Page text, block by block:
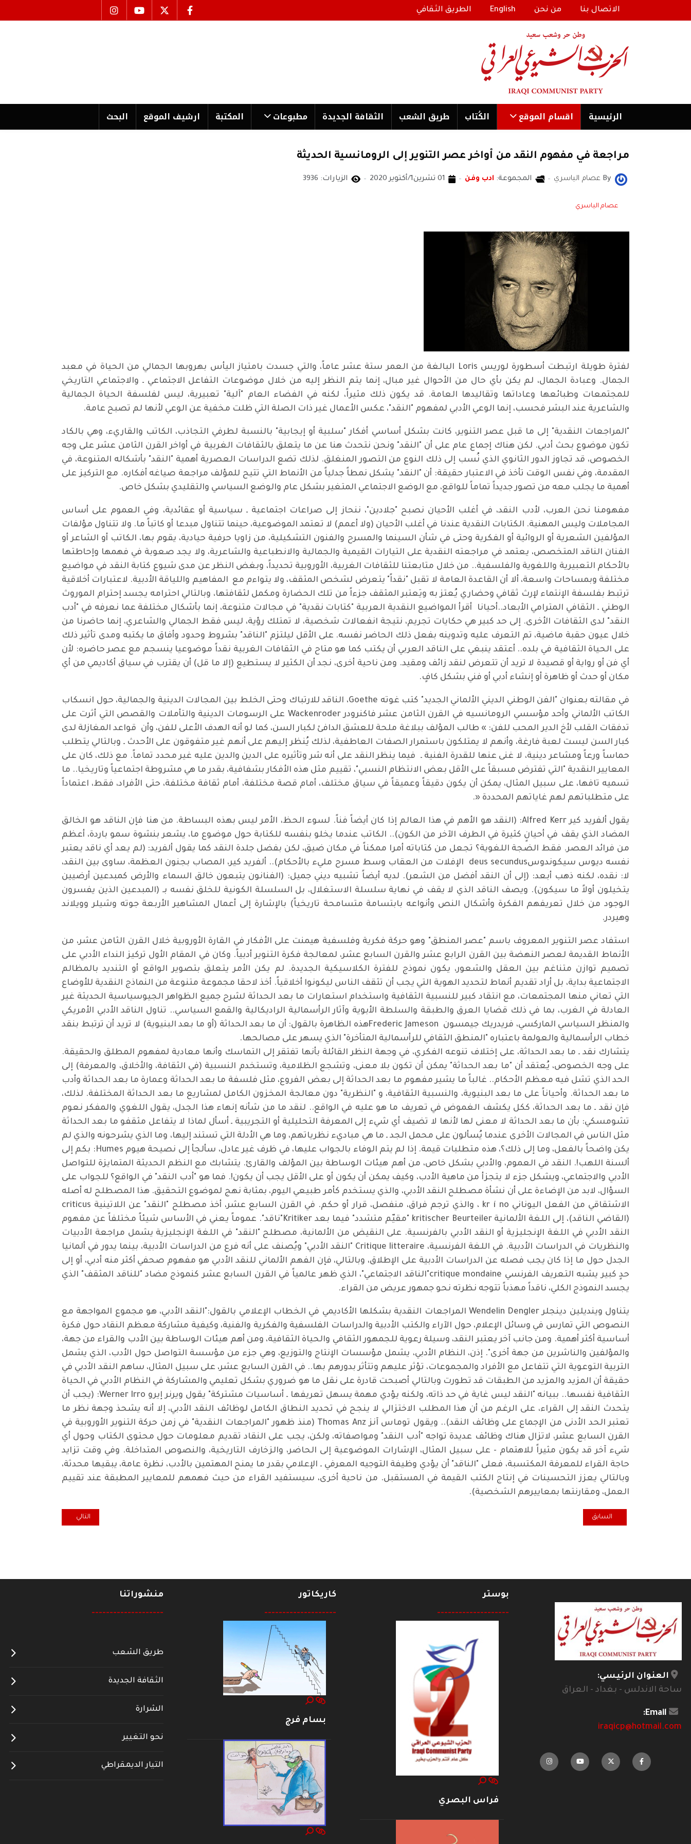
الاتصال بنا من نحن English الطريق الثقافي
الرئیسية اقسام الموقع الكُتاب طریق الشعب الثقافة الجدیدة مطبوعات المكتبة ارشیف الموقع البحث
مراجعة في مفهوم النقد من أواخر عصر التنوير إلى الرومانسية الحديثة
By عصام الياسري المجموعة: ادب وفن 01 تشرين1/أكتوير 2020 الزيارات: 3936
عصام الياسري
لفترة طويلة ارتبطت أسطورة لوريس Loris البالغة من العمر ستة عشر عاماً، والتي جسدت بامتياز اليأس بهروبها الجمالي من الحياة في معبد
الجمال. وعبادة الجمال، لم يكن بأي حال من الأحوال غير مبال، إنما يتم النظر إليه من خلال موضوعات التفاعل الاجتماعي ـ والاجتماعي التاريخي
للمجتمعات وطبائعها وعاداتها وتقاليدها العامة. قد يكون ذلك مثيراً، لكنه في الفضاء العام "آلية" تعبيرية، ليس لفلسفة الحياة الجمالية
والشاعرية عند البشر فحسب، إنما الوعي الأدبي لمفهوم "النقد"، عكس الأعمال غير ذات الصلة التي ظلت مخفية عن الوعي لأنها لم تصبح عامة.
"المراجعات النقدية" إلى ما قبل عصر التنوير، كانت بشكل أساسي أفكار "سلبية أو إيجابية" بالنسبة لطرفي التجاذب، الكاتب والقاريء، وهي بالكاد
تكون موضوع بحث أدبي. لكن هناك إجماع عام على أن "النقد" ونحن نتحدث هنا عن ما يتعلق بالثقافات الغربية في أواخر القرن الثامن عشر على وجه
الخصوص، قد تجاوز الدور الثانوي الذي نُسب إلى ذلك النوع من التصور المنغلق. لذلك تضع الدراسات العصرية أهمية "النقد" بأشكاله المتنوعة، في
المقدمة، وفي نفس الوقت تأخذ في الاعتبار حقيقة: أن "النقد" يشكل نمطاً جدلياً من الأنماط التي تتيح للمؤلف مراجعة صياغه أفكاره. مع التركيز على
أهمية ما يجلب معه من تصور جديداً تماماً للواقع، مع الوضع الاجتماعي المتغير بشكل عام والوضع السياسي والتقليدي بشكل خاص.
مفهومنا نحن العرب، لأدب النقد، في أغلب الأحيان نصبح "جلادين"، ننحاز إلى صراعات اجتماعية ـ سياسية أو عقائدية، وفي العموم على أساس
المجاملات وليس المهنية. الكتابات النقدية عندنا في أغلب الأحيان (ولا أعمم) لا تعتمد الموضوعية، حينما تتناول مبدعا أو كاتباً ما. ولا تتناول مؤلفات
المؤلفين الشعرية أو الروائية أو الفكرية وحتى في شأن السينما والمسرح والفنون التشكيلية، من زاويا حرفية حيادية، يقوم بها، الكاتب أو الشاعر أو
الفنان الناقد المتخصص، يعتمد في مراجعته النقدية على التيارات القيمية والجمالية والانطباعية والشاعرية، ولا يجد صعوبة في فهمها وإحاطتها
بالأحكام التعبيرية واللغوية والفلسفية.. من خلال متابعتنا للثقافات الغربية، الأوروبية تحديداً، وبغض النظر عن مدى شيوع كتابة النقد في مواضيع
مختلفة وبمساحات واسعة، ألا أن القاعدة العامة لا تقبل "نقداً" يتعرض لشخص المثقف، ولا يتواءم مع المفاهيم واللياقة الأدبية. لاعتبارات أخلاقية
ترتبط بفلسفة الإنتماء لإرث ثقافي وحضاري يُعتز به ويَعتبر المثقف جزءاً من تلك الحضارة ومكمل لثقافتها، وبالتالي احترامه يجسد إحترام الموروث
الوطني ـ الثقافي المترامي الأبعاد..أحيانا أقرأ المواضيع النقدية العربية "كتابات نقدية" في مجالات متنوعة، إنما بأشكال مختلفة عما نعرفه في "أدب
النقد" لدى الثقافات الأخرى. إلى حد كبير هي حكايات تجريم، نتيجة انفعالات شخصية، لا تمتلك رؤية، ليس فقط الجمالي والشاعري، إنما حاضرنا من
خلال عيون حقبة ماضية، تم التعرف عليه وتدوينه بفعل ذلك الحاضر نفسه. على الأقل ليلتزم "الناقد" بشروط وحدود وأفاق ما يكتبه ومدى تأثير ذلك
على الحياة الثقافية في بلده.. أعتقد ينبغي على الناقد العربي أن يكتب كما هو متاح في الثقافات الغربية نقداً موضوعيا ينسجم مع عصر حاضره: لأن
أي فن أو رواية أو قصيدة لا تريد أن تتعرض لنقد زائف ومقيد. ومن ناحية أخرى، نجد أن الكثير لا يستطيع (إلا ما قل) أن يقترب في سياق أكاديمي من أي
مكان أو حدث أو ظاهرة أو إنشاء أدبي أو فني بشكل كافٍ.
في مقالته بعنوان "الفن الوطني الديني الألماني الجديد" كتب غوته Goethe، الناقد للارتباك وحتى الخلط بين المجالات الدينية والجمالية، حول انسكاب
الكاتب الألماني وأحد مؤسسي الرومانسيه في القرن الثامن عشر فاكنرودر Wackenroder على الرسومات الدينية والتأملات والقصص التي أثرت على
تدفقات القلب لأخ الدير المحب للفن: » طالب المؤلف ببلاغة ملحة للعشق الدافئ لكبار السن، كما لو أنه الهدف الأعلى للفن، وأن قواعد المغازلة لدى
كبار السن ليست لعبة فارغة، وأنهم لا يمتلكون باستمرار الصفات العاطفية، لذلك يُنظر إليهم على أنهم غير متفوقون على الأحدث ـ وبالتالي يتطلب
حماساً ورعاً ومشاعر دينية، لا غنى عنها للقدرة الفنية ـ فيما ينظر النقد على أنه شر وتأثيره على الدين والدين عليه غير محدد تماماً. مع ذلك، كان على
المعايير النقدية "التي تفترض مسبقاً على الأقل بعض الانتظام النسبي"، تقييم مثل هذه الأفكار بشفافية، بقدر ما هي مشروطة اجتماعياً وتاريخيا.. ما
تسميه تافها، على سبيل المثال، يمكن أن يكون دقيقاً وعميقاً في سياق مختلف، أمام قصة مختلفة، أمام ثقافة مختلفة، حتى الأفراد، فقط، اعتماداً
على متطلباتهم لهم غاياتهم المحددة «.
يقول ألفريد كير Alfred Kerr: (النقد هو الأهم في هذا العالم إذا كان أيضاً فناً. لسوء الحظ، الأمر ليس بهذه البساطة. من هنا فإن الناقد هو الخالق
المضاد الذي يقف في أحيانٍ كثيرة في الطرف الآخر من الكون).. الكاتب عندما يخلو بنفسه للكتابة حول موضوع ما، يشعر بنشوة سمو باردة، أعظم
من فرائد العصر. فقط الضجة اللغوية؟ تجعل من كتاباته أمرا ممكناً في مكان ضيق، لكن بفضل جلدة النقد كما يقول ألفريد: (لم يعد أي ناقد يعتبر
نفسه ديوس سيكوندوسdeus secundus الإفلات من العقاب وسط مسرح مليء بالأحكام).. ألفريد كير، المصاب بجنون العظمة، ساوى بين النقد،
لا: نقده، لكنه ذهب أبعد: (إلى أن النقد أفضل من الشعر). لديه أيضاً تشبيه ديني جميل: (الفنانون يتبعون خالق السماء والأرض كمبدعين أرضيين
يتخيلون أولاً ما سيكون). ويصف الناقد الذي لا يقف في نهاية سلسلة الاستغلال، بل السلسلة الكونية للخلق نفسه بـ (المبدعين الذين يفسرون
الوجود من خلال تعريفهم الفكرة وأشكال النص وأنواعه بابتسامة متسامحة تاريخياً) بالإشارة إلى أعمال المشاهير الأربعة جوته وشيلر وويلاند
وهيردر.
استفاد عصر التنوير المعروف باسم "عصر المنطق" وهو حركة فكرية وفلسفية هيمنت على الأفكار في القارة الأوروبية خلال القرن الثامن عشر، من
الأنماط القديمة لعصر النهضة بين القرن الرابع عشر والقرن السابع عشر، لمعالجة فكرة التنوير أدبياً. وكان في المقام الأول تركيز النداء الأدبي على
تصميم توازن متناغم بين العقل والشعور، يكون نموذج للفترة الكلاسيكية الجديدة. لم يكن الأمر يتعلق بتصوير الواقع أو التنديد بالمظالم
الاجتماعية بداية، بل أراد تقديم أنماط لتحديد الهوية التي يجب أن تثقف الناس ليكونوا أخلاقياً. أخذ لاحقا مجموعة متنوعة من النماذج النقدية للأوضاع
التي تعاني منها المجتمعات، مع انتقاد كبير للنسبية الثقافية واستخدام استعارات ما بعد الحداثة لشرح جميع الظواهر الجيوسياسية الحديثة غير
العادلة في الغرب، بما في ذلك قضايا العرق والطبقة والسلطة الأبوية وآثار الرأسمالية الراديكالية والقمع السياسي.. تناول الناقد الأدبي الأمريكي
والمنظر السياسي الماركسي، فريدريك جيمسون Frederic Jamesonهذه الظاهرة بالقول: أن ما بعد الحداثة (أو ما بعد البنيوية) لا تريد أن ترتبط بنقد
خطاب الرأسمالية والعولمة باعتباره "المنطق الثقافي للرأسمالية المتأخرة" الذي يسهر على مصالحها.
يتشارك نقد ـ ما بعد الحداثة، على إختلاف تنوعه الفكري، في وجهة النظر القائلة بأنها تفتقر إلى التماسك وأنها معادية لمفهوم المطلق والحقيقة.
على وجه الخصوص، يُعتقد أن "ما بعد الحداثة" يمكن أن تكون بلا معنى، وتشجع الظلامية، وتستخدم النسبية (في الثقافة، والأخلاق، والمعرفة) إلى
الحد الذي تشل فيه معظم الأحكام.. غالباً ما يشير مفهوم ما بعد الحداثة إلى بعض الفروع، مثل فلسفة ما بعد الحداثة وعمارة ما بعد الحداثة وأدب
ما بعد الحداثة. وأحياناً على ما بعد البنيوية، والنسبية الثقافية، و "النظرية" دون معالجة المخزون الكامل لمشاريع ما بعد الحداثة المختلفة. لذلك،
فإن نقد ـ ما بعد الحداثة، ككل يكشف الغموض في تعريف ما هو عليه في الواقع.. لنقد ما من شأنه إنهاء هذا الجدل، يقول اللغوي والمفكر نعوم
تشومسكي: بأن ما بعد الحداثة لا معنى لها لأنها لا تضيف أي شيء إلى المعرفة التحليلية أو التجريبية ـ أسأل لماذا لا يتفاعل مثقفو ما بعد الحداثة
مثل الناس في المجالات الأخرى عندما يُسألون على محمل الجد ـ ما هي مباديء نظرياتهم، وما هي الأدلة التي تستند إليها، وما الذي يشرحونه والذي لم
يكن واضحاً بالفعل، وما إلى ذلك؟، هذه متطلبات قيمة. إذا لم يتم الوفاء بالجواب عليها، في ظرف غير عادل، سألجأ إلى نصيحة هيوم Humes: بكم إلى
ألسنة اللهب!. النقد في العموم، والأدبي بشكل خاص، من أهم هيئات الوساطة بين المؤلف والقارئ. يتشابك مع النظم الحديثة المتمايزة للتواصل
الأدبي والاجتماعي، ويشكل جزء لا يتجزأ من ماهية الأدب، وكيف يمكن أن يكون أو على الأقل يجب أن يكون!. فما هو "أدب النقد" في الواقع؟ للجواب على
السؤال، لابد من الإضاءة على أن نشأة مصطلح النقد الأدبي، والذي يستخدم كأمر طبيعي اليوم، بمثابة نهج لموضوع التحقيق. هذا المصطلح له أصله
الاشتقاقي من الفعل اليوناني kr í no ، والذي ترجم فراق، منفصل، قرار أو حكم. في القرن السابع عشر، أخذ مصطلح "النقد" عن اللاتينية criticus
(القاضي الناقد)، إلى اللغة الألمانية kritischer Beurteiler "مقيّم متشدد" فيما بعد Kritiker"ناقد". عموماً يعني في الأساس شيئاً مختلفاً عن مفهوم
النقد الأدبي في اللغة الإنجليزية أو النقد الأدبي بالفرنسية. على النقيض من الألمانية، مصطلح "النقد" في اللغة الإنجليزية يشمل مراجعة الأدبيات
والنظريات في الدراسات الأدبية. في اللغة الفرنسية، Critique litteraire "النقد الأدبي" ويُصنف على أنه فرع من الدراسات الأدبية، بينما يدور في ألمانيا
الجدل حول ما إذا كان يجب فصله عن الدراسات الأدبية على الإطلاق، وبالتالي، فإن الفهم الألماني للنقد الأدبي هو مفهوم صحفي أكثر منه أدبي، أو إلى
حدٍ كبير يشبه التعريف الفرنسي critique mondaine"الناقد الاجتماعي"، الذي ظهر عالمياً في القرن السابع عشر كنموذج مضاد "للناقد المثقف" الذي
يجسد النموذج الكلي، ناقداً مهذباً تتوجه نظرته نحو جمهور عريض من القراء.
يتناول وينديلين دينجلر Wendelin Dengler المراجعات النقدية بشكلها الأكاديمي في الخطاب الإعلامي بالقول:"النقد الأدبي، هو مجموع المواجهة مع
النصوص التي تمارس في وسائل الإعلام، حول الآراء والكتب الأدبية والدراسات الفلسفية والفكرية والفنية، وكيفية مشاركة معظم النقاد حول فكرة
أساسية أكثر أهمية. ومن جانب آخر يعتبر النقد، وسيلة رعوية للجمهور الثقافي والحياة الثقافية، ومن أهم هيئات الوساطة بين الأدب والقراء من جهة،
والمؤلفين والناشرين من جهة أخرى". إذن، النظام الأدبي، يشمل مؤسسات الإنتاج والتوزيع، وهي جزء من مؤسسة التواصل حول الأدب، الذي يشمل
التربية التوعوية التي تتفاعل مع الأفراد والمجموعات، تؤثر عليهم وتتأثر بدورهم بها.. في القرن السابع عشر، على سبيل المثال، ساهم النقد الأدبي في
حقيقة أن المزيد والمزيد من الطبقات قد تطورت وبالتالي أصبحت قادرة على نقل ما هو ضروري بشكل تعليمي والمشاركة في النظام الأدبي في الحياة
الثقافية نفسها.. ببيانه "النقد ليس غاية في حد ذاته، ولكنه يؤدي مهمة يسهل تعريفها ـ أساسيات مشتركة" يقول ويرنر إيرو Werner Irro: (يجب أن
يتحدث النقد إلى القراء، على الرغم من أن هذا المطلب الاختزالي لا ينجح في تحديد النطاق الكامل لوظائف النقد الأدبي، إلا أنه يشحذ وجهة نظر ما
تعتبر الحد الأدنى من الإجماع على وظائف النقد).. ويقول توماس آنز Thomas Anz (منذ ظهور "المراجعات النقدية" في زمن حركة التنوير الأوروبية في
القرن السابع عشر، لاتزال هناك وظائف عديدة تواجه "أدب النقد" ومواصفاته، ولكن، يجب على النقاد تقديم معلومات حول محتوى الكتاب وحول أي
شيء آخر قد يكون مثيراً للاهتمام - على سبيل المثال، الإشارات الموضوعية إلى الحاضر، والزخارف التاريخية، والنصوص المتداخلة. وفي وقت تزايد
حاجة القراء للمعرفة المكتسبة، فعلى "الناقد" أن يؤدي وظيفة التوجيه المعرفي ـ الإعلامي بقدر ما يمنح المهتمين بالأدب، نظرة عامة، يبقيها محدثة،
وبالتالي يعزز التحسينات في إنتاج الكتب القيمة في المستقبل. من ناحية أخرى، سيستفيد القراء من حيث فهمهم للمعايير المطبقة عند تقييم
العمل، ومقارنتها بمعاييرهم الشخصية).
المقال السابق: تخطيطات كوربوزيه تكشف تأثره بالزخرفة العربية ـ الإسلامية
السابق المقال التالي: الحلم وقطار الوهم
التالي
العنوان الرئيسي:
ساحة الاندلس - بغداد - العراق
Email:
iraqicp@hotmail.com
بوستر
--------------------
فراس البصري
كاريكاتور
--------------------
بسام فرج
منشوراتنا
--------------------
طريق الشعب
الثقافة الجديدة
الشرارة
نحو التغيير
التيار الديمقراطي